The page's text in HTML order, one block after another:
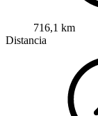
716,1 km
Distancia